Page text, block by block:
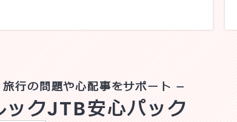
ックJTB安心パック
旅行の問題や心配事をサポート